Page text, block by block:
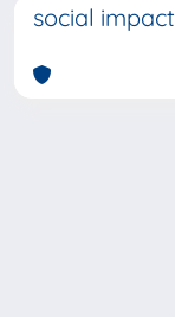
social impact